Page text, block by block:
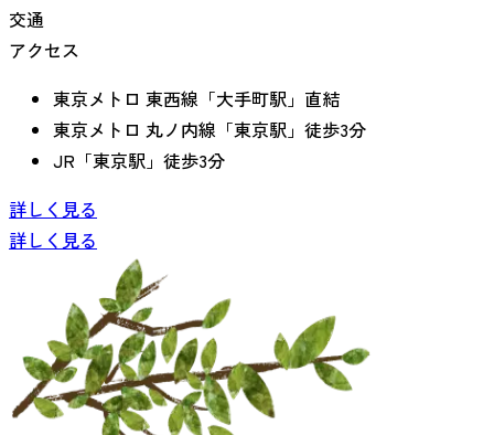
交通
アクセス
東京メトロ 東西線「大手町駅」直結
東京メトロ 丸ノ内線「東京駅」徒歩3分
JR「東京駅」徒歩3分
詳しく見る
詳しく見る